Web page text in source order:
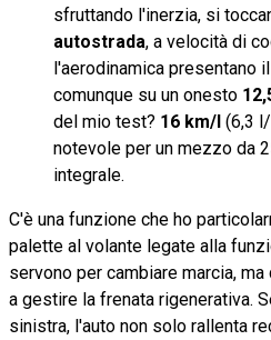
sfruttando l'inerzia, si
autostrada, a velocità di
l'aerodinamica presentano
comunque su un onesto
del mio test? 16 km/l (6,3
notevole per un mezzo da
integrale.
C'è una funzione che ho
palette al volante legate alla
servono per cambiare marcia,
a gestire la frenata rigenerativa.
sinistra, l'auto non solo rallenta